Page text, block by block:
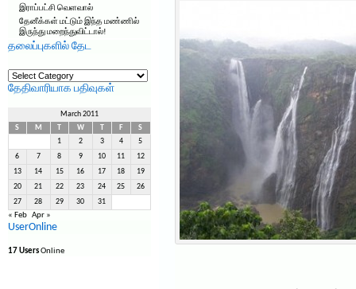
இராப்பட்சி வெளவால்
தேனீக்கள் மட்டும் இந்த மண்ணில்
இருந்து மறைந்துவிட்டால்!
தலைப்புகளில் தேட
தலைப்புகளில்
தேட
தேதிவாரியாக பதிவுகள்
March 2011
S
M W F
S
1
2 3 4 5
6 7 8 9 10 11 12
13 14 15 16 17 18 19
20 21 22 23 24 25 26
27 28 29 30 31
« Feb Apr »
UserOnline
17 UsersOnline